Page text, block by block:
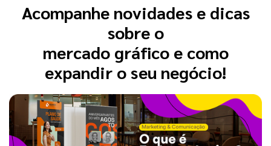
Acompanhe novidades e dicas
sobre o
mercado gráfico e como
expandir o seu negócio!